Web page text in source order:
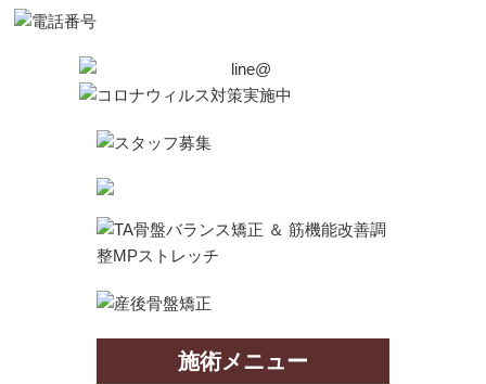
施術メニュー